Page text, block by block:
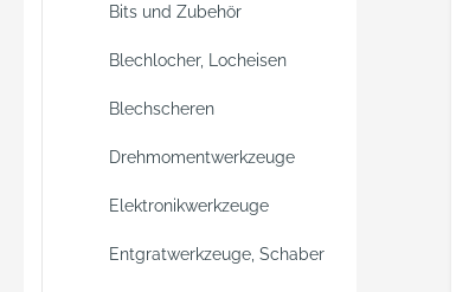
Bits und Zubehör
Blechlocher, Locheisen
Blechscheren
Drehmomentwerkzeuge
Elektronikwerkzeuge
Entgratwerkzeuge, Schaber